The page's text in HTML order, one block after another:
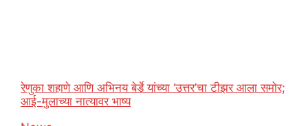
रेणुका शहाणे आणि अभिनय बेर्डे यांच्या ‘उत्तर’चा टीझर आला समोर;
आई-मुलाच्या नात्यावर भाष्य